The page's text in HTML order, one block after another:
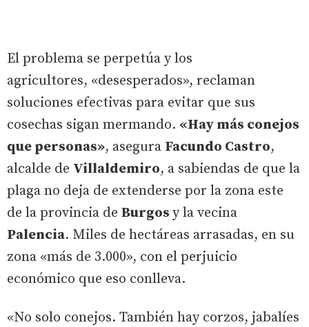
El problema se perpetúa y los
agricultores, «desesperados», reclaman
soluciones efectivas para evitar que sus
cosechas sigan mermando. «Hay más conejos
que personas», asegura Facundo Castro,
alcalde de Villaldemiro, a sabiendas de que la
plaga no deja de extenderse por la zona este
de la provincia de Burgos y la vecina
Palencia. Miles de hectáreas arrasadas, en su
zona «más de 3.000», con el perjuicio
económico que eso conlleva.
«No solo conejos. También hay corzos, jabalíes